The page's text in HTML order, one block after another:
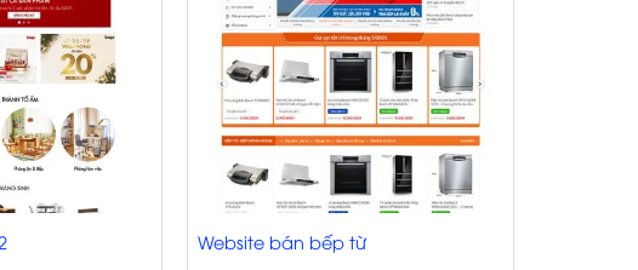
Website bán bếp từ